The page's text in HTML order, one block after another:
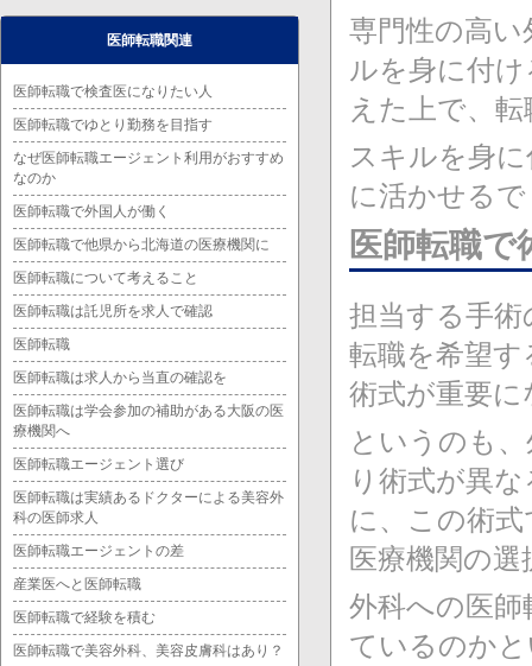
専門性の高
ルを身に付
えた上で、
スキルを身
に活かせる
医師転職
担当する手
転職を希望
術式が重要
というのも
り術式が異
に、この術
医療機関の
外科への医
ているのか
医師転職関連
医師転職で検査医になりたい人
医師転職でゆとり勤務を目指す
なぜ医師転職エージェント利用がおすすめ
なのか
医師転職で外国人が働く
医師転職で他県から北海道の医療機関に
医師転職について考えること
医師転職は託児所を求人で確認
医師転職
医師転職は求人から当直の確認を
医師転職は学会参加の補助がある大阪の医
療機関へ
医師転職エージェント選び
医師転職は実績あるドクターによる美容外
科の医師求人
医師転職エージェントの差
産業医へと医師転職
医師転職で経験を積む
医師転職で美容外科、美容皮膚科はあり？